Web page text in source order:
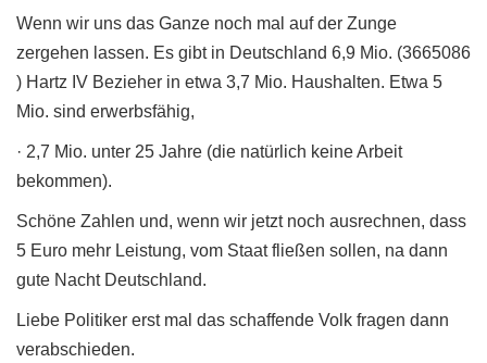
Wenn wir uns das Ganze noch mal auf der Zunge
zergehen lassen. Es gibt in Deutschland 6,9 Mio. (3665086
) Hartz IV Bezieher in etwa 3,7 Mio. Haushalten. Etwa 5
Mio. sind erwerbsfähig,
· 2,7 Mio. unter 25 Jahre (die natürlich keine Arbeit
bekommen).
Schöne Zahlen und, wenn wir jetzt noch ausrechnen, dass
5 Euro mehr Leistung, vom Staat fließen sollen, na dann
gute Nacht Deutschland.
Liebe Politiker erst mal das schaffende Volk fragen dann
verabschieden.